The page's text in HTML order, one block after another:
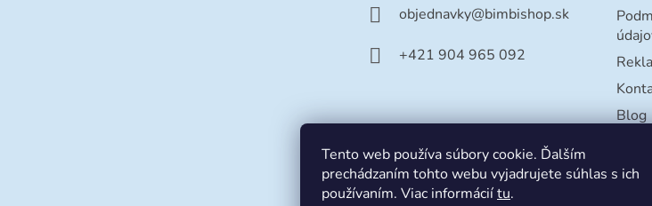
Tento web používa súbory cookie. Ďalším
prechádzaním tohto webu vyjadrujete súhlas s ich
používaním. Viac informáciítu.
objednavky@bimbishop.sk
+421 904 965 092
Blog